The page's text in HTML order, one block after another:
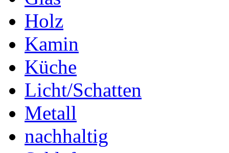
Holz
Kamin
Küche
Licht/Schatten
Metall
nachhaltig